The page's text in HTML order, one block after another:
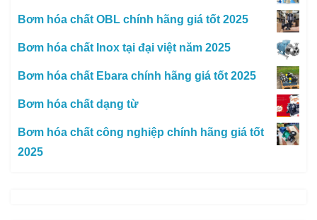
Bơm hóa chất OBL chính hãng giá tốt 2025
Bơm hóa chất Inox tại đại việt năm 2025
Bơm hóa chất Ebara chính hãng giá tốt 2025
Bơm hóa chất dạng từ
Bơm hóa chất công nghiệp chính hãng giá tốt
2025